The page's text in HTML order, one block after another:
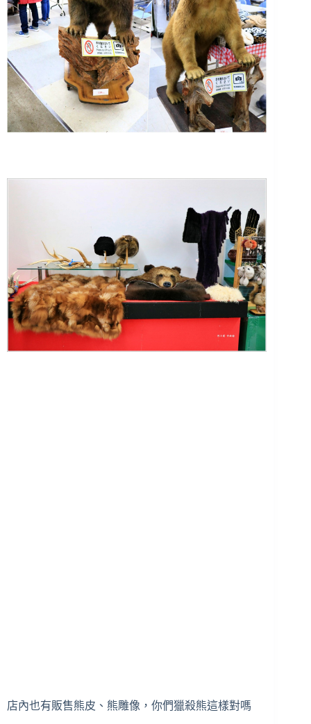
店內也有販售熊皮、熊雕像，你們獵殺熊這樣對嗎